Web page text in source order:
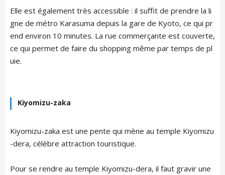
Elle est également très accessible : il suffit de prendre la li
gne de métro Karasuma depuis la gare de Kyoto, ce qui pr
end environ 10 minutes. La rue commerçante est couverte,
ce qui permet de faire du shopping même par temps de pl
uie.
Kiyomizu-zaka
Kiyomizu-zaka est une pente qui mène au temple Kiyomizu
-dera, célèbre attraction touristique.
Pour se rendre au temple Kiyomizu-dera, il faut gravir une